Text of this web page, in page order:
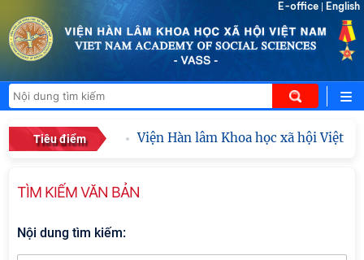
E-office English
Tiêu điểm Viện Hàn lâm Khoa học xã hội Việt
TÌM KIẾM VĂN BẢN
Nội dung tìm kiếm: